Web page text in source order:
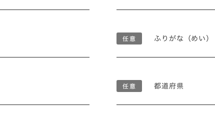
ふりがな（めい）
都道府県